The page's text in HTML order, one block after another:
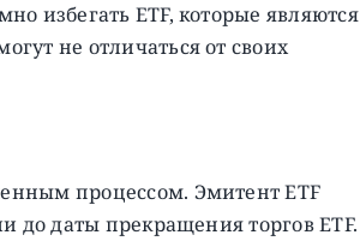
избегать ETF, которые являются
не отличаться от своих
процессом. Эмитент ETF
до даты прекращения торгов ETF.